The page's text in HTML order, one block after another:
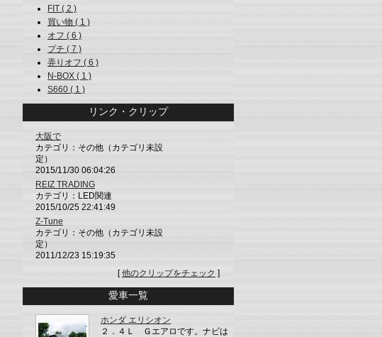
FIT ( 2 )
買い物 ( 1 )
オフ ( 6 )
プチ ( 7 )
弄りオフ ( 6 )
N-BOX ( 1 )
S660 ( 1 )
リンク・クリップ
大阪で
カテゴリ：その他（カテゴリ未設
定）
2015/11/30 06:04:26
REIZ TRADING
カテゴリ：LED関連
2015/10/25 22:41:49
Z-Tune
カテゴリ：その他（カテゴリ未設
定）
2011/12/23 15:19:35
[他のクリップをチェック ]
愛車一覧
ホンダ エリシオン
２．４Ｌ Ｇエアロです。ナビは